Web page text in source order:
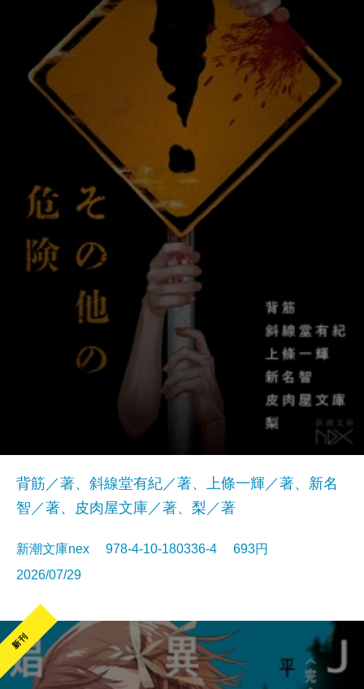
背筋／著、斜線堂有紀／著、上條一輝／著、新名
智／著、皮肉屋文庫／著、梨／著
新潮文庫nex 978-4-10-180336-4 693円
2026/07/29
新刊